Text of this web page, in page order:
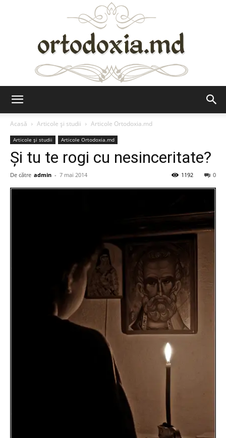
Acasă
Articole şi studii Articole Ortodoxia.md
Articole şi studii Articole Ortodoxia.md
Şi tu te rogi cu nesinceritate?
De către admin - 7 mai 2014 0
1192